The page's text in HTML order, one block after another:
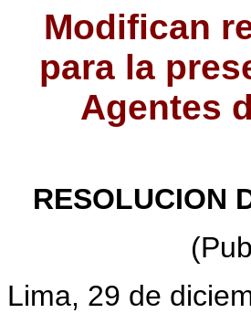
Modifican
para la
Agentes
RESOLUCION
Lima, 29 de